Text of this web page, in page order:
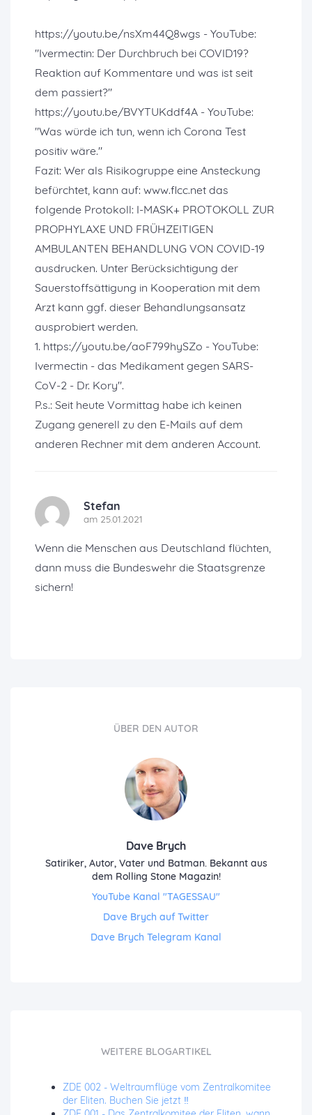
https://youtu.be/nsXm44Q8wgs - YouTube:
"Ivermectin: Der Durchbruch bei COVID19?
Reaktion auf Kommentare und was ist seit
dem passiert?"
https://youtu.be/BVYTUKddf4A - YouTube:
"Was würde ich tun, wenn ich Corona Test
positiv wäre."
Fazit: Wer als Risikogruppe eine Ansteckung
befürchtet, kann auf: www.flcc.net das
folgende Protokoll: I-MASK+ PROTOKOLL ZUR
PROPHYLAXE UND FRÜHZEITIGEN
AMBULANTEN BEHANDLUNG VON COVID-19
ausdrucken. Unter Berücksichtigung der
Sauerstoffsättigung in Kooperation mit dem
Arzt kann ggf. dieser Behandlungsansatz
ausprobiert werden.
1. https://youtu.be/aoF799hySZo - YouTube:
Ivermectin - das Medikament gegen SARS-
CoV-2 - Dr. Kory".
P.s.: Seit heute Vormittag habe ich keinen
Zugang generell zu den E-Mails auf dem
anderen Rechner mit dem anderen Account.
Stefan
am 25.01.2021
Wenn die Menschen aus Deutschland flüchten,
dann muss die Bundeswehr die Staatsgrenze
sichern!
ÜBER DEN AUTOR
Dave Brych
Satiriker, Autor, Vater und Batman. Bekannt aus
dem Rolling Stone Magazin!
YouTube Kanal "TAGESSAU"
Dave Brych auf Twitter
Dave Brych Telegram Kanal
WEITERE BLOGARTIKEL
ZDE 002 - Weltraumflüge vom Zentralkomitee
der Eliten. Buchen Sie jetzt ‼️